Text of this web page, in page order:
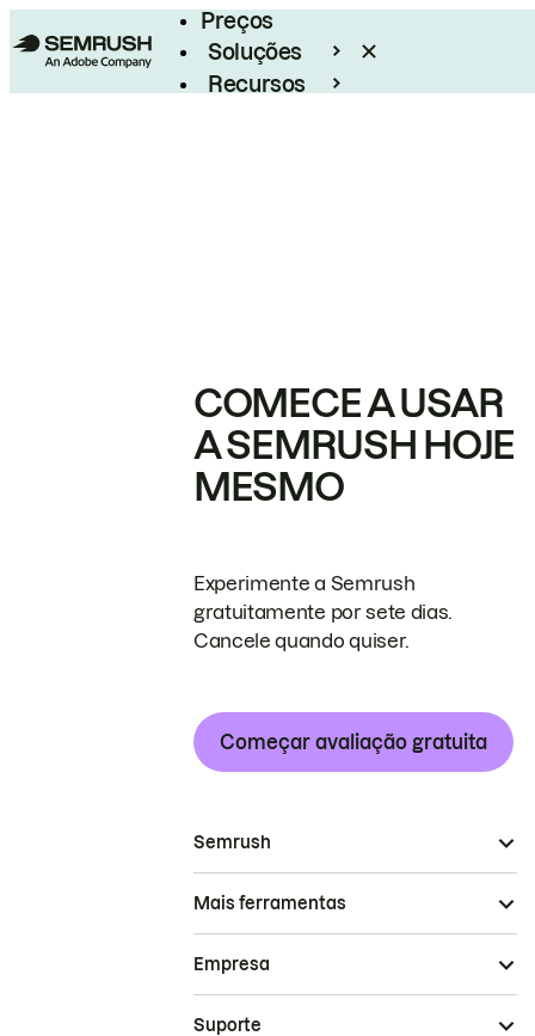
Preços
Soluções
Recursos
COMECE A USAR
A SEMRUSH HOJE
MESMO
Experimente a Semrush
gratuitamente por sete dias.
Cancele quando quiser.
Começar avaliação gratuita
Semrush
Mais ferramentas
Empresa
Suporte